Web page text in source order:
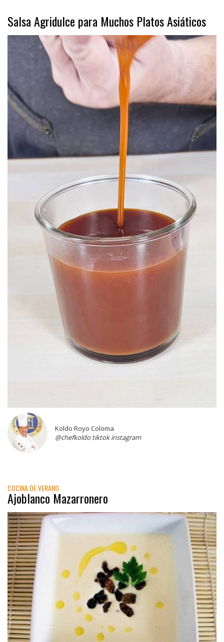
Salsa Agridulce para Muchos Platos Asiáticos
Koldo Royo Coloma
@chefkoldo tiktok instagram
COCINA DE VERANO
Ajoblanco Mazarronero